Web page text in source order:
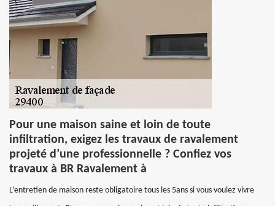
Pour une maison saine et loin de toute
infiltration, exigez les travaux de ravalement
projeté d’une professionnelle ? Confiez vos
travaux à BR Ravalement à
L’entretien de maison reste obligatoire tous les 5ans si vous voulez vivre